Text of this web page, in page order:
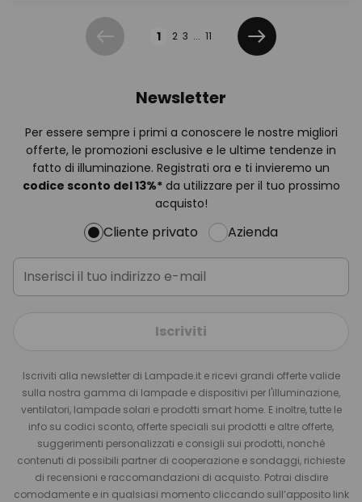
Precedente 1 2 3 ... 11
Prossimo
Newsletter
Per essere sempre i primi a conoscere le nostre migliori
offerte, le promozioni esclusive e le ultime tendenze in
fatto di illuminazione. Registrati ora e ti invieremo un
codice sconto del13%*da utilizzare per il tuo prossimo
acquisto!
Cliente privato Azienda
Iscriviti
Iscriviti alla newsletter di Lampade.it e ricevi grandi offerte valide
sulla nostra gamma di lampade e dispositivi per l'illuminazione,
ventilatori, lampade solari e prodotti smart home. E inoltre, tutte le
info su codici sconto, offerte speciali sui prodotti e altre offerte,
suggerimenti personalizzati e consigli sui prodotti, nonché
contenuti di possibili partner di cooperazione e sondaggi, richieste
di recensioni e raccomandazioni di acquisto. Potrai disdire
comodamente e in qualsiasi momento cliccando sull’apposito link